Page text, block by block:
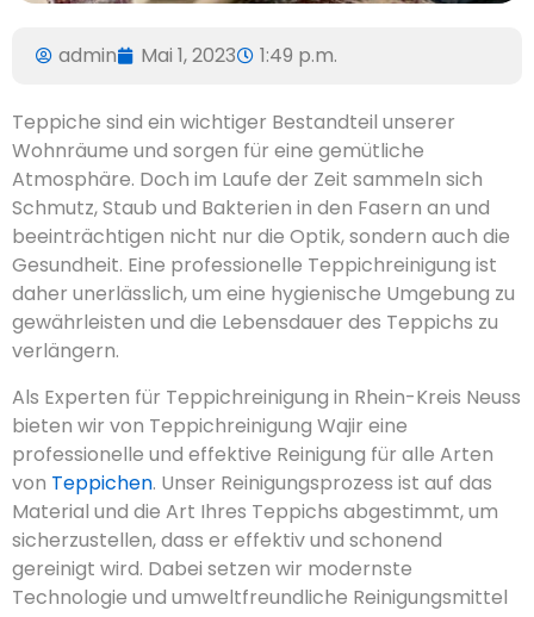
admin Mai 1, 2023 1:49 p.m.
Teppiche sind ein wichtiger Bestandteil unserer
Wohnräume und sorgen für eine gemütliche
Atmosphäre. Doch im Laufe der Zeit sammeln sich
Schmutz, Staub und Bakterien in den Fasern an und
beeinträchtigen nicht nur die Optik, sondern auch die
Gesundheit. Eine professionelle Teppichreinigung ist
daher unerlässlich, um eine hygienische Umgebung zu
gewährleisten und die Lebensdauer des Teppichs zu
verlängern.
Als Experten für Teppichreinigung in Rhein-Kreis Neuss
bieten wir von Teppichreinigung Wajir eine
professionelle und effektive Reinigung für alle Arten
von Teppichen. Unser Reinigungsprozess ist auf das
Material und die Art Ihres Teppichs abgestimmt, um
sicherzustellen, dass er effektiv und schonend
gereinigt wird. Dabei setzen wir modernste
Technologie und umweltfreundliche Reinigungsmittel